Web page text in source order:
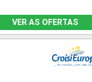
VER AS OFERTAS